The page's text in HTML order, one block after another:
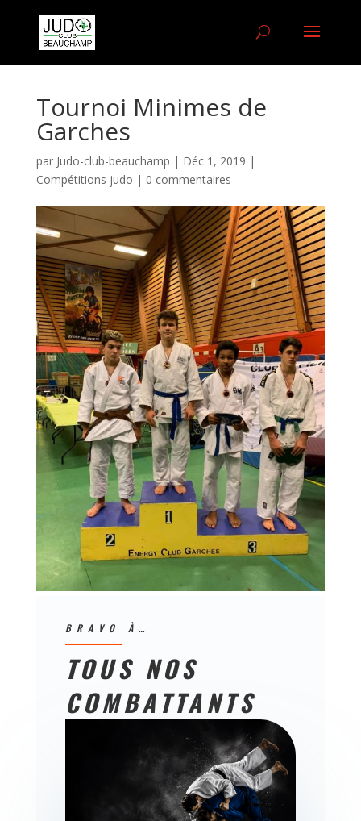
Tournoi Minimes de
Garches
par Judo-club-beauchamp | Déc 1, 2019 |
Compétitions judo | 0 commentaires
BRAVO À…
TOUS NOS
COMBATTANTS